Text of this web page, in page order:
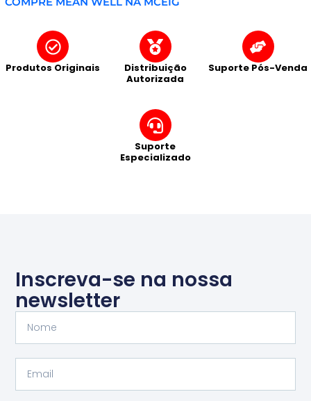
Produtos Originais
Distribuição
Autorizada
Suporte Pós-Venda
Suporte
Especializado
Inscreva-se na nossa
newsletter